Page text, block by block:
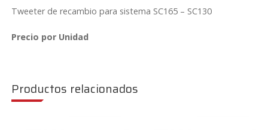
Tweeter de recambio para sistema SC165 – SC130
Precio por Unidad
Productos relacionados